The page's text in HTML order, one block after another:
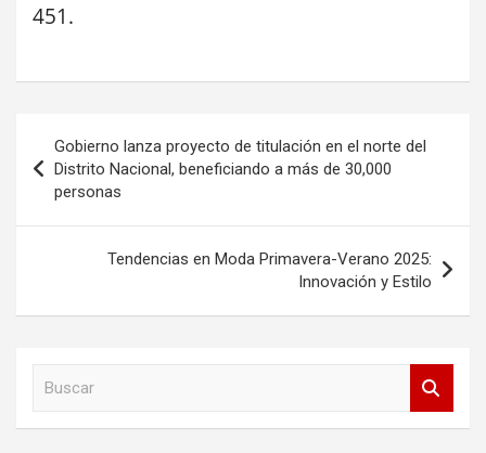
451.
Navegación
de
entradas
Gobierno lanza proyecto de titulación en el norte del
Distrito Nacional, beneficiando a más de 30,000
personas
Tendencias en Moda Primavera-Verano 2025:
Innovación y Estilo